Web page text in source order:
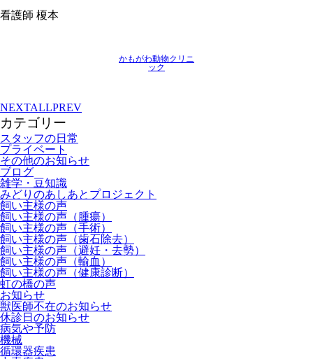
看護師 榎本
かもがわ動物クリニ
ック
NEXTALLPREV
カテゴリー
スタッフの日常
プライベート
その他のお知らせ
ブログ
雑学・豆知識
みどりのあしあとプロジェクト
飼い主様の声
飼い主様の声（腫瘍）
飼い主様の声（手術）
飼い主様の声（歯石除去）
飼い主様の声（避妊・去勢）
飼い主様の声（輸血）
飼い主様の声（健康診断）
虹の橋の声
お知らせ
獣医師不在のお知らせ
休診日のお知らせ
病気や予防
機械
循環器疾患